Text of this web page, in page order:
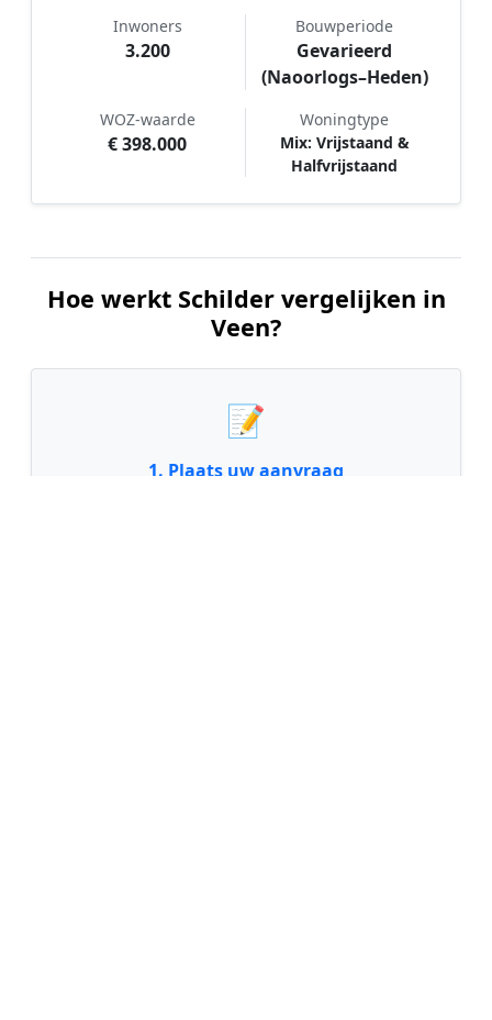
Inwoners
3.200
Bouwperiode
Gevarieerd
(Naoorlogs–Heden)
WOZ-waarde
€ 398.000
Woningtype
Mix: Vrijstaand &
Halfvrijstaand
Hoe werkt Schilder vergelijken in
Veen?
📝
1. Plaats uw aanvraag